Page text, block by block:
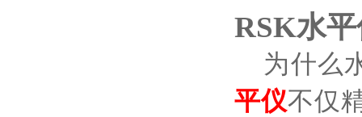
RSK水
为什么
平仪不仅